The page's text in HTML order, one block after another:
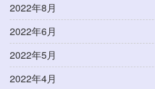
2022年8月
2022年6月
2022年5月
2022年4月